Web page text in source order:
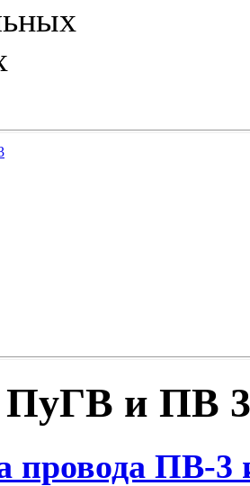
ПуГВ и ПВ 3
ПВ-3